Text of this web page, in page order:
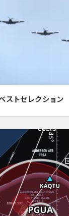
ストセレクション